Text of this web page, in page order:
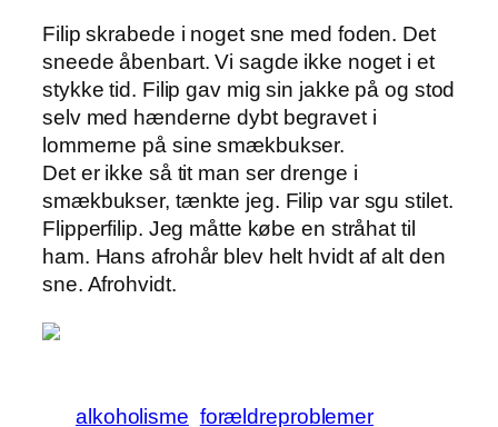
Filip skrabede i noget sne med foden. Det
sneede åbenbart. Vi sagde ikke noget i et
stykke tid. Filip gav mig sin jakke på og stod
selv med hænderne dybt begravet i
lommerne på sine smækbukser.
Det er ikke så tit man ser drenge i
smækbukser, tænkte jeg. Filip var sgu stilet.
Flipperfilip. Jeg måtte købe en stråhat til
ham. Hans afrohår blev helt hvidt af alt den
sne. Afrohvidt.
alkoholisme forældreproblemer